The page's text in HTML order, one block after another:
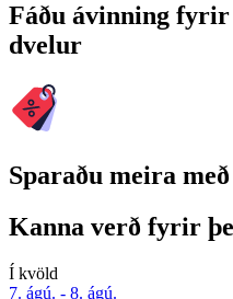
Fáðu ávinning
dvelur
Sparaðu meira
Kanna verð fyrir
Í kvöld
7. ágú. - 8. ágú.